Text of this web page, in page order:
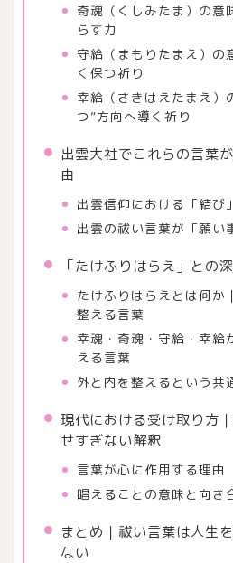
奇魂（くしみたま）の意
らす力
守給（まもりたまえ）の
く保つ祈り
幸給（さきはえたまえ）
つ”方向へ導く祈り
出雲大社でこれらの言葉
由
出雲信仰における「結び
出雲の祓い言葉が「願い
「たけふりはらえ」との
たけふりはらえとは何か
整える言葉
幸魂・奇魂・守給・幸給
える言葉
外と内を整えるという共
現代における受け取り方
せすぎない解釈
言葉が心に作用する理由
唱えることの意味と向き
まとめ｜祓い言葉は人生
ない